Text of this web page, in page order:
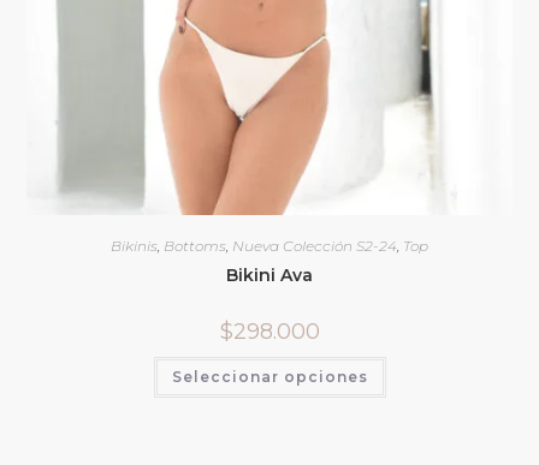
Bikinis, Bottoms, Nueva Colección S2-24, Top
Bikini Ava
$298.000
Seleccionar opciones